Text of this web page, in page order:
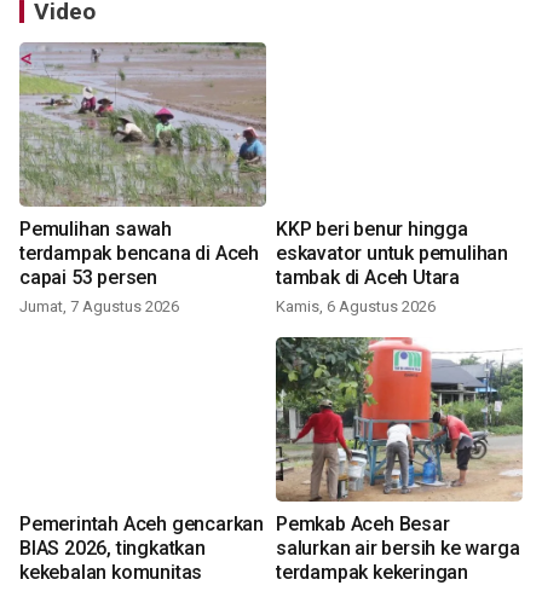
Video
Pemulihan sawah
terdampak bencana di Aceh
capai 53 persen
Jumat, 7 Agustus 2026
KKP beri benur hingga
eskavator untuk pemulihan
tambak di Aceh Utara
Kamis, 6 Agustus 2026
Pemerintah Aceh gencarkan
BIAS 2026, tingkatkan
kekebalan komunitas
Pemkab Aceh Besar
salurkan air bersih ke warga
terdampak kekeringan